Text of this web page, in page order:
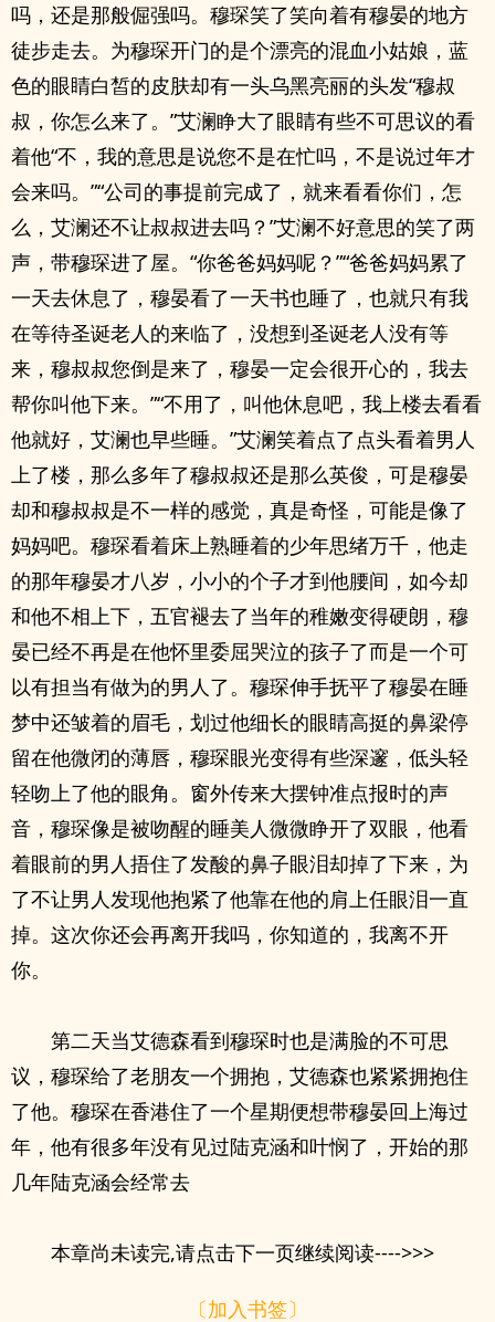
吗，还是那般倔强吗。穆琛笑了笑向着有穆晏的地方
徒步走去。为穆琛开门的是个漂亮的混血小姑娘，蓝
色的眼睛白皙的皮肤却有一头乌黑亮丽的头发“穆叔
叔，你怎么来了。”艾澜睁大了眼睛有些不可思议的看
着他“不，我的意思是说您不是在忙吗，不是说过年才
会来吗。”“公司的事提前完成了，就来看看你们，怎
么，艾澜还不让叔叔进去吗？”艾澜不好意思的笑了两
声，带穆琛进了屋。“你爸爸妈妈呢？”“爸爸妈妈累了
一天去休息了，穆晏看了一天书也睡了，也就只有我
在等待圣诞老人的来临了，没想到圣诞老人没有等
来，穆叔叔您倒是来了，穆晏一定会很开心的，我去
帮你叫他下来。”“不用了，叫他休息吧，我上楼去看看
他就好，艾澜也早些睡。”艾澜笑着点了点头看着男人
上了楼，那么多年了穆叔叔还是那么英俊，可是穆晏
却和穆叔叔是不一样的感觉，真是奇怪，可能是像了
妈妈吧。穆琛看着床上熟睡着的少年思绪万千，他走
的那年穆晏才八岁，小小的个子才到他腰间，如今却
和他不相上下，五官褪去了当年的稚嫩变得硬朗，穆
晏已经不再是在他怀里委屈哭泣的孩子了而是一个可
以有担当有做为的男人了。穆琛伸手抚平了穆晏在睡
梦中还皱着的眉毛，划过他细长的眼睛高挺的鼻梁停
留在他微闭的薄唇，穆琛眼光变得有些深邃，低头轻
轻吻上了他的眼角。窗外传来大摆钟准点报时的声
音，穆琛像是被吻醒的睡美人微微睁开了双眼，他看
着眼前的男人捂住了发酸的鼻子眼泪却掉了下来，为
了不让男人发现他抱紧了他靠在他的肩上任眼泪一直
掉。这次你还会再离开我吗，你知道的，我离不开
你。
第二天当艾德森看到穆琛时也是满脸的不可思
议，穆琛给了老朋友一个拥抱，艾德森也紧紧拥抱住
了他。穆琛在香港住了一个星期便想带穆晏回上海过
年，他有很多年没有见过陆克涵和叶悯了，开始的那
几年陆克涵会经常去
本章尚未读完,请点击下一页继续阅读---->>>
〔加入书签〕